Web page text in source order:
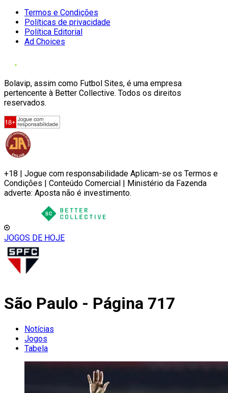
Termos e Condições
Políticas de privacidade
Política Editorial
Ad Choices
Bolavip, assim como Futbol Sites, é uma empresa
pertencente à Better Collective. Todos os direitos
reservados.
+18 | Jogue com responsabilidade Aplicam-se os Termos e
Condições | Conteúdo Comercial | Ministério da Fazenda
adverte: Aposta não é investimento.
JOGOS DE HOJE
São Paulo - Página 717
Notícias
Jogos
Tabela